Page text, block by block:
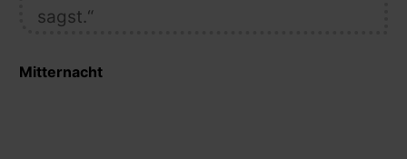
sagst.“
Mitternacht